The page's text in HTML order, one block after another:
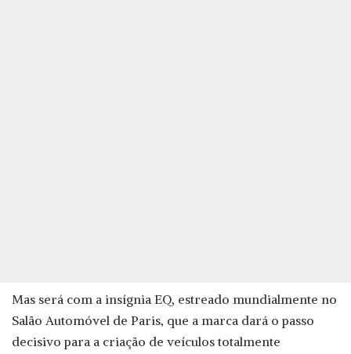
Mas será com a insígnia EQ, estreado mundialmente no
Salão Automóvel de Paris, que a marca dará o passo
decisivo para a criação de veículos totalmente